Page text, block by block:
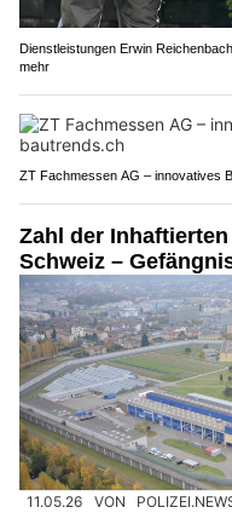
Dienstleistungen Erwin
mehr
ZT Fachmessen AG – innovatives
Zahl der
Schweiz –
11.05.26 VON